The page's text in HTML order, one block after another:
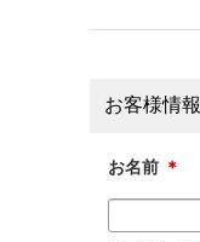
お客様情報
お名前 ＊